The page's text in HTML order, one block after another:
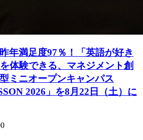
年満足度97％！「英語が好き
体験できる、マネジメント創
ミニオープンキャンパス
2026」を8月22日（土）に